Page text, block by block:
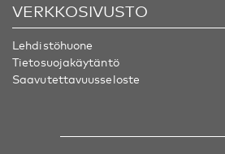
VERKKOSIVUSTO
Lehdistöhuone
Tietosuojakäytäntö
Saavutettavuusseloste